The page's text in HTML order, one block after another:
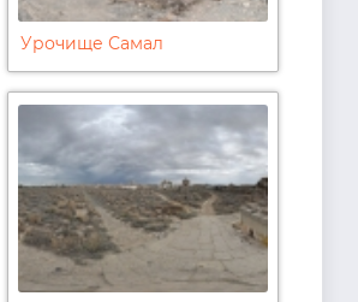
Урочище Самал